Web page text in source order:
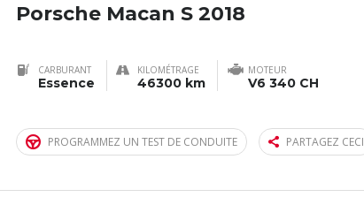
Porsche Macan S 2018
CARBURANT
Essence
KILOMÉTRAGE
46300 km
MOTEUR
V6 340 CH
PROGRAMMEZ UN TEST DE CONDUITE PARTAGEZ CECI